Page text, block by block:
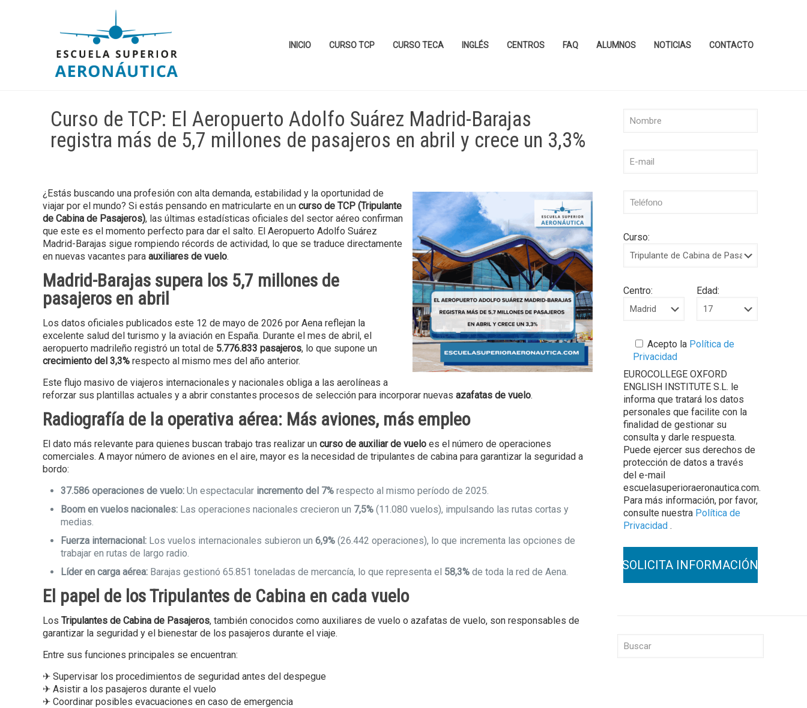
INICIO CURSO TCP CURSO TECA INGLÉS CENTROS FAQ ALUMNOS NOTICIAS CONTACTO
Curso de TCP: El Aeropuerto Adolfo Suárez Madrid-Barajas
registra más de 5,7 millones de pasajeros en abril y crece un 3,3%
¿Estás buscando una profesión con alta demanda, estabilidad y la oportunidad de
viajar por el mundo? Si estás pensando en matricularte en uncurso de TCP (Tripulante
de Cabina de Pasajeros), las últimas estadísticas oficiales del sector aéreo confirman
que este es el momento perfecto para dar el salto. El Aeropuerto Adolfo Suárez
Madrid-Barajas sigue rompiendo récords de actividad, lo que se traduce directamente
en nuevas vacantes paraauxiliares de vuelo.
Madrid-Barajas supera los 5,7 millones de
pasajeros en abril
Los datos oficiales publicados este 12 de mayo de 2026 por Aena reflejan la
excelente salud del turismo y la aviación en España. Durante el mes de abril, el
aeropuerto madrileño registró un total de 5.776.833 pasajeros, lo que supone un
crecimiento del 3,3% respecto al mismo mes del año anterior.
Este flujo masivo de viajeros internacionales y nacionales obliga a las aerolíneas a
reforzar sus plantillas actuales y a abrir constantes procesos de selección para incorporar nuevasazafatas de vuelo.
Radiografía de la operativa aérea: Más aviones, más empleo
El dato más relevante para quienes buscan trabajo tras realizar uncurso de auxiliar de vuelo es el número de operaciones
comerciales. A mayor número de aviones en el aire, mayor es la necesidad de tripulantes de cabina para garantizar la seguridad a
bordo:
37.586 operaciones de vuelo: Un espectacular incremento del 7% respecto al mismo período de 2025.
Boom en vuelos nacionales: Las operaciones nacionales crecieron un 7,5% (11.080 vuelos), impulsando las rutas cortas y
medias.
Fuerza internacional: Los vuelos internacionales subieron un6,9% (26.442 operaciones), lo que incrementa las opciones de
trabajar en rutas de largo radio.
Líder en carga aérea: Barajas gestionó 65.851 toneladas de mercancía, lo que representa el 58,3% de toda la red de Aena.
El papel de los Tripulantes de Cabina en cada vuelo
LosTripulantes de Cabina de Pasajeros, también conocidos como auxiliares de vuelo o azafatas de vuelo, son responsables de
garantizar la seguridad y el bienestar de los pasajeros durante el viaje.
Entre sus funciones principales se encuentran:
✈ Supervisar los procedimientos de seguridad antes del despegue
✈ Asistir a los pasajeros durante el vuelo
✈ Coordinar posibles evacuaciones en caso de emergencia
Curso:
Centro: Edad:
Acepto laPolítica de
Privacidad
EUROCOLLEGE OXFORD
ENGLISH INSTITUTE S.L. le
informa que tratará los datos
personales que facilite con la
finalidad de gestionar su
consulta y darle respuesta.
Puede ejercer sus derechos de
protección de datos a través
del e-mail
escuelasuperioraeronautica.com.
Para más información, por favor,
consulte nuestra Política de
Privacidad .